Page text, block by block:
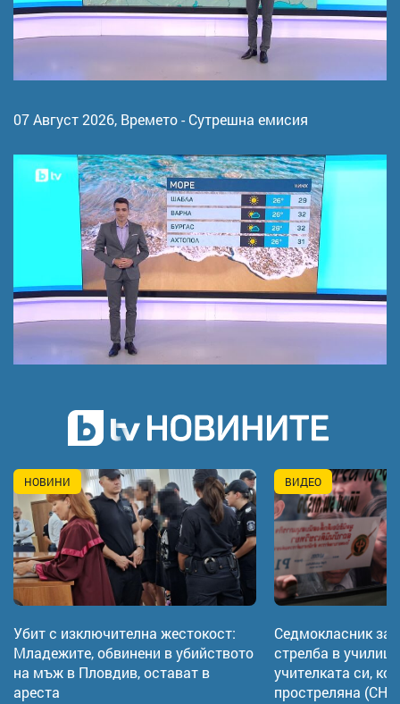
07 Август 2026, Времето - Сутрешна емисия
НОВИНИ
Убит с изключителна жестокост:
Младежите, обвинени в убийството
на мъж в Пловдив, остават в
ареста
ВИДЕО
Седмокласник за
стрелба в
учителката си,
простреляна